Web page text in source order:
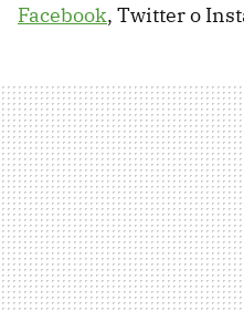
Facebook, Twitter o